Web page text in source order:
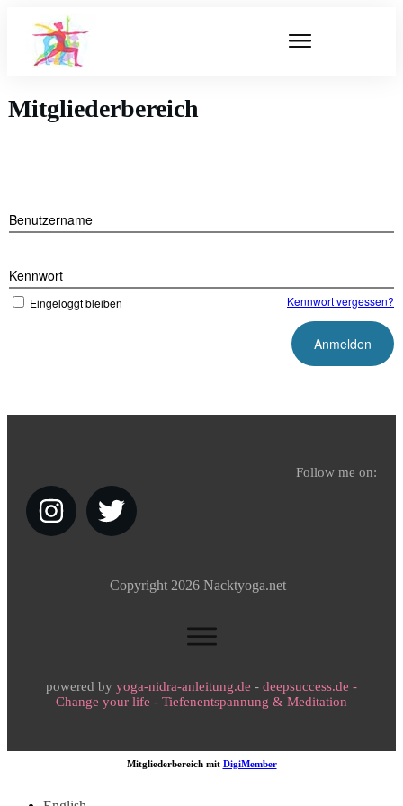
Mitgliederbereich
Benutzername
Kennwort
Eingeloggt bleiben Kennwort vergessen?
Follow me on:
Copyright 2026 Nacktyoga.net
powered by yoga-nidra-anleitung.de - deepsuccess.de -
Change your life - Tiefenentspannung & Meditation
Mitgliederbereich mit DigiMember